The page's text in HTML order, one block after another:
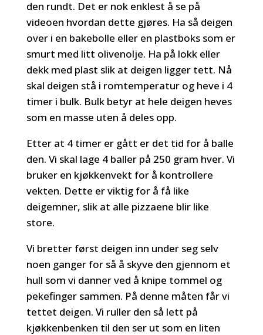
den rundt. Det er nok enklest å se på
videoen hvordan dette gjøres. Ha så deigen
over i en bakebolle eller en plastboks som er
smurt med litt olivenolje. Ha på lokk eller
dekk med plast slik at deigen ligger tett. Nå
skal deigen stå i romtemperatur og heve i 4
timer i bulk. Bulk betyr at hele deigen heves
som en masse uten å deles opp.
Etter at 4 timer er gått er det tid for å balle
den. Vi skal lage 4 baller på 250 gram hver. Vi
bruker en kjøkkenvekt for å kontrollere
vekten. Dette er viktig for å få like
deigemner, slik at alle pizzaene blir like
store.
Vi bretter først deigen inn under seg selv
noen ganger for så å skyve den gjennom et
hull som vi danner ved å knipe tommel og
pekefinger sammen. På denne måten får vi
tettet deigen. Vi ruller den så lett på
kjøkkenbenken til den ser ut som en liten